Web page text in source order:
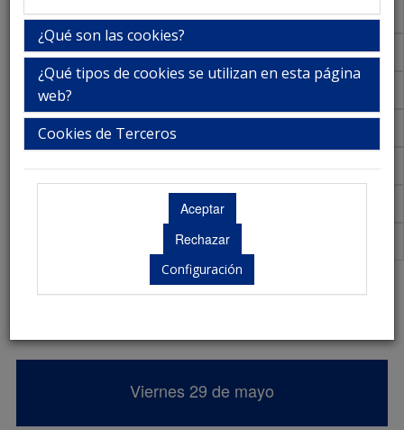
¿Qué son las cookies?
¿Qué tipos de cookies se utilizan en esta página
web?
Cookies de Terceros
Configuración
Envío de comunicaciones
Descargar normativa
Plantilla
Talleres
Aula Virtual de Comunicaciones
Promoción de la salud y participación
Viernes 29 de mayo